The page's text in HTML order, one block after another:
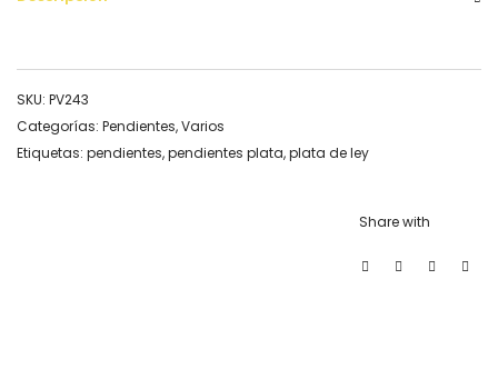
SKU: PV243
Categorías: Pendientes,Varios
Etiquetas: pendientes,pendientes plata,plata de ley
Share with